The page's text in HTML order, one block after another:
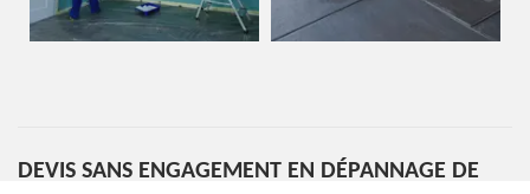
DEVIS SANS ENGAGEMENT EN DÉPANNAGE DE